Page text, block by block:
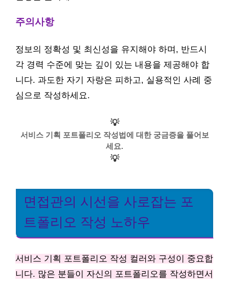
주의사항
정보의 정확성 및 최신성을 유지해야 하며, 반드시
각 경력 수준에 맞는 깊이 있는 내용을 제공해야 합
니다. 과도한 자기 자랑은 피하고, 실용적인 사례 중
심으로 작성하세요.
💡
서비스 기획 포트폴리오 작성법에 대한 궁금증을 풀어보
세요.
💡
면접관의 시선을 사로잡는 포
트폴리오 작성 노하우
서비스 기획 포트폴리오 작성 컬러와 구성이 중요합
니다. 많은 분들이 자신의 포트폴리오를 작성하면서